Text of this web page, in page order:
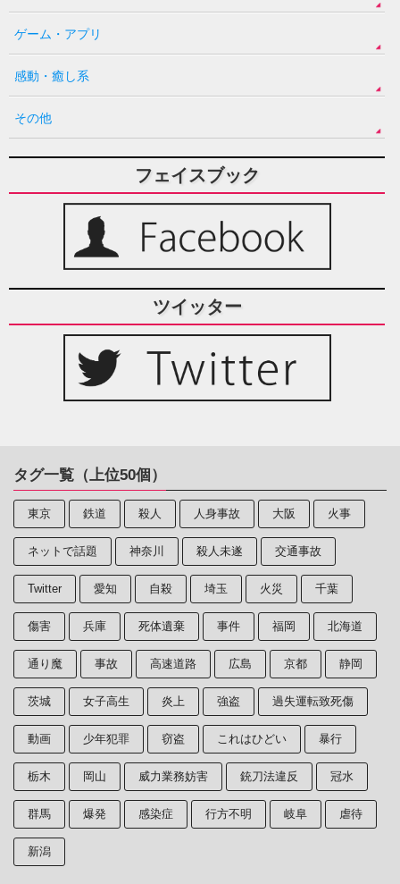
ゲーム・アプリ
感動・癒し系
その他
フェイスブック
ツイッター
タグ一覧（上位50個）
東京 鉄道 殺人 人身事故 大阪 火事
ネットで話題 神奈川 殺人未遂 交通事故
Twitter 愛知 自殺 埼玉 火災 千葉
傷害 兵庫 死体遺棄 事件 福岡 北海道
通り魔 事故 高速道路 広島 京都 静岡
茨城 女子高生 炎上 強盗 過失運転致死傷
動画 少年犯罪 窃盗 これはひどい 暴行
栃木 岡山 威力業務妨害 銃刀法違反 冠水
群馬 爆発 感染症 行方不明 岐阜 虐待
新潟